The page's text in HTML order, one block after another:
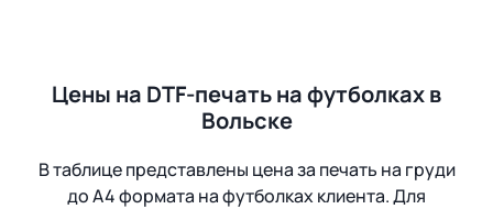
Цены на DTF-печать на футболках в
Вольске
В таблице представлены цена за печать на груди
до А4 формата на футболках клиента. Для